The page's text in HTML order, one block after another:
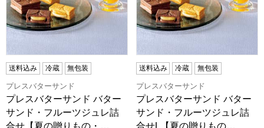
送料込み 冷蔵 無包装
プレスバターサンド
プレスバターサンド バター
サンド・フルーツジュレ詰
送料込み 冷蔵 無包装
プレスバターサンド
プレスバターサンド バター
サンド・フルーツジュレ詰